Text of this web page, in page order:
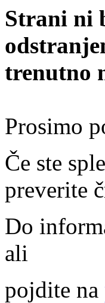
Strani ni
trenutno
Prosimo
Če ste
preverite
Do
ali
pojdite na